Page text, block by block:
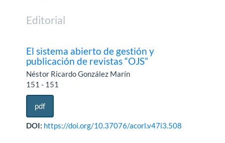
Editorial
El sistema abierto de gestión y
publicación de revistas “OJS”
Néstor Ricardo González Marín
151 - 151
pdf
DOI: https://doi.org/10.37076/acorl.v47i3.508